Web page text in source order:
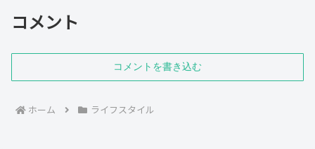
コメント
コメントを書き込む
ホーム ライフスタイル